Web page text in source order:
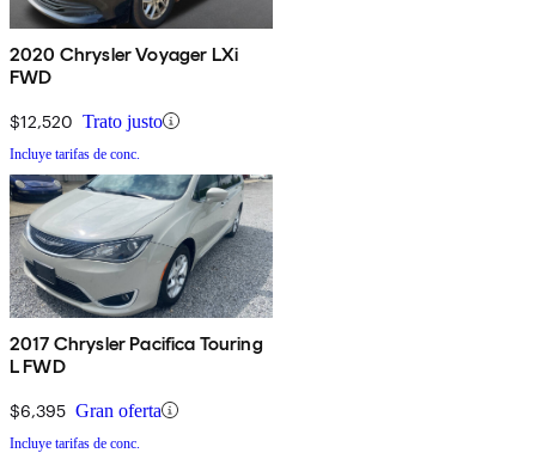
2020 Chrysler Voyager LXi
FWD
$12,520 Trato justo
Incluye tarifas de conc.
2017 Chrysler Pacifica Touring
L FWD
$6,395 Gran oferta
Incluye tarifas de conc.